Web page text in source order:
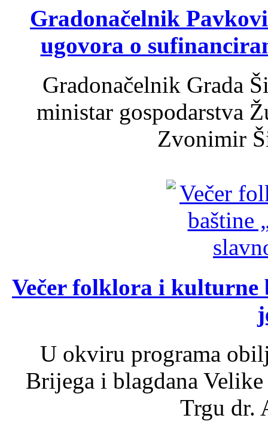
Gradonačelnik
ugovora o
Gradonačelnik Grada
ministar gospodarstva
Zvonimir
Večer folklora i kulturne
U okviru programa
Brijega i blagdana
Trgu dr.